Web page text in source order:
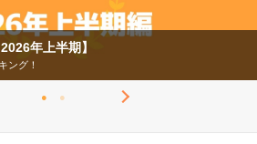
【フェス特集2026】
今年もフェスの季節がやってきた！